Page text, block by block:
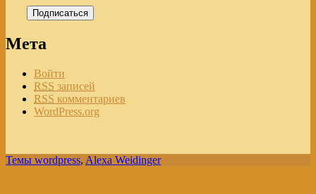
Мета
Войти
RSS записей
RSS комментариев
WordPress.org
Темы wordpress, Alexa Weidinger